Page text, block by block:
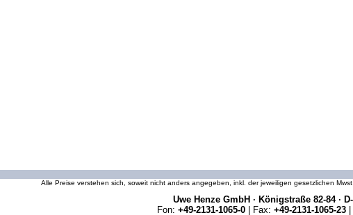
Alle Preise verstehen sich, soweit nicht anders angegeben, inkl. der jeweiligen gesetzlichen
Uwe Henze GmbH · Königstraße 82-84 ·
Fon: +49-2131-1065-0 | Fax: +49-2131-1065-23